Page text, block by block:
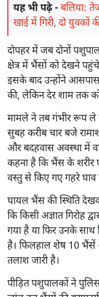
यह भी पढ़े -बलिया:
खाई में गिरी, दो युवकों
दोपहर में जब दोनों
क्षेत्र में भैंसों को देखने
इसके बाद उन्होंने
की, लेकिन देर शाम तक
मामले ने तब गंभीर रूप
सुबह करीब चार बजे
और बदहवास अवस्था में
कहना है कि भैंस के शरीर
वस्तु से किए गए गहरे घाव
घायल भैंस की स्थिति
कि किसी अज्ञात गिरोह
गया है या फिर उनके साथ
है। फिलहाल शेष 10 भैंसें
तलाश जारी है।
पीड़ित पशुपालकों ने